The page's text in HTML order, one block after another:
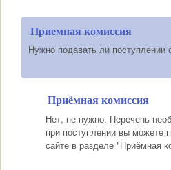
Приемная комиссия
Нужно подавать ли поступлении
Приёмная комиссия
Нет, не нужно. Перечень
при поступлении вы можете
сайте в разделе "Приёмная